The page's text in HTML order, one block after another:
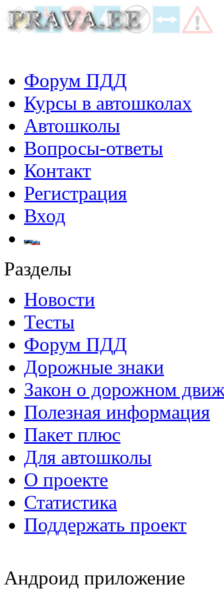
Форум ПДД
Курсы в автошколах
Автошколы
Вопросы-ответы
Контакт
Регистрация
Вход
Разделы
Новости
Тесты
Форум ПДД
Дорожные знаки
Закон о дорожном
Полезная информация
Пакет плюс
Для автошколы
О проекте
Статистика
Поддержать проект
Андроид приложение